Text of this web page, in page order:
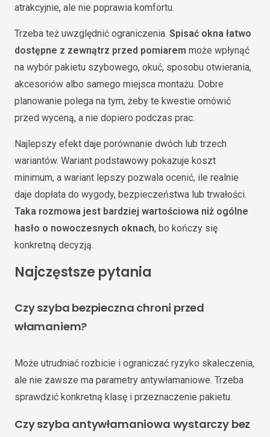
atrakcyjnie, ale nie poprawia komfortu.
Trzeba też uwzględnić ograniczenia. Spisać okna łatwo
dostępne z zewnątrz przed pomiarem może wpłynąć
na wybór pakietu szybowego, okuć, sposobu otwierania,
akcesoriów albo samego miejsca montażu. Dobre
planowanie polega na tym, żeby te kwestie omówić
przed wyceną, a nie dopiero podczas prac.
Najlepszy efekt daje porównanie dwóch lub trzech
wariantów. Wariant podstawowy pokazuje koszt
minimum, a wariant lepszy pozwala ocenić, ile realnie
daje dopłata do wygody, bezpieczeństwa lub trwałości.
Taka rozmowa jest bardziej wartościowa niż ogólne
hasło o nowoczesnych oknach, bo kończy się
konkretną decyzją.
Najczęstsze pytania
Czy szyba bezpieczna chroni przed
włamaniem?
Może utrudniać rozbicie i ograniczać ryzyko skaleczenia,
ale nie zawsze ma parametry antywłamaniowe. Trzeba
sprawdzić konkretną klasę i przeznaczenie pakietu.
Czy szyba antywłamaniowa wystarczy bez